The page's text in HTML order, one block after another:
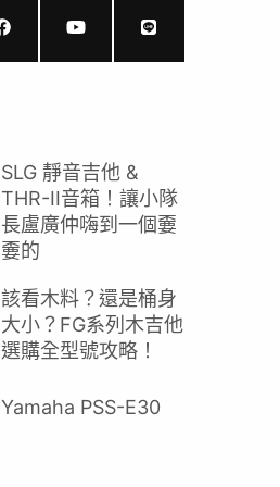
SLG 靜音吉他 &
THR-II音箱！讓小隊
長盧廣仲嗨到一個嫑
嫑的
該看木料？還是桶身
大小？FG系列木吉他
選購全型號攻略！
Yamaha PSS-E30